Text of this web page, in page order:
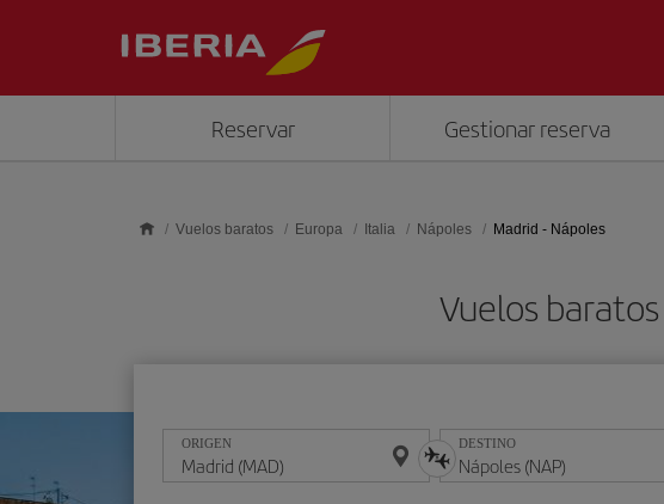
Reservar Gestionar reserva
Vuelos baratos Europa Italia Nápoles Madrid - Nápoles
Vuelos
ORIGEN DESTINO